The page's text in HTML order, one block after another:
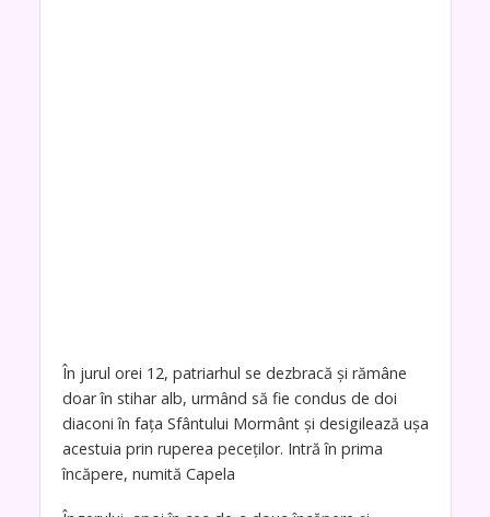
În jurul orei 12, patriarhul se dezbracă și rămâne
doar în stihar alb, urmând să fie condus de doi
diaconi în fața Sfântului Mormânt și desigilează ușa
acestuia prin ruperea peceților. Intră în prima
încăpere, numită Capela